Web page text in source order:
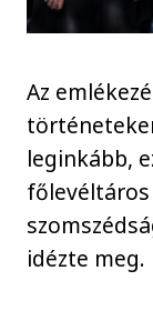
Az
leginkább,
idézte meg.